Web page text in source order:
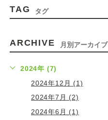
TAG タグ
ARCHIVE 月別アーカイブ
2024年 (7)
2024年12月 (1)
2024年7月 (2)
2024年6月 (1)